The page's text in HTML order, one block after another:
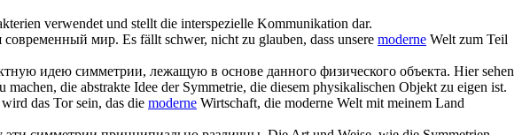
verwendet und stellt die interspezielle Kommunikation dar.
современный мир. Es fällt schwer, nicht zu glauben, dass unsere moderne Welt zum Teil
идею симметрии, лежащую в основе данного физического объекта. Hier sehen
die abstrakte Idee der Symmetrie, die diesem physikalischen Objekt zu eigen ist.
das Tor sein, das die moderne Wirtschaft, die moderne Welt mit meinem Land